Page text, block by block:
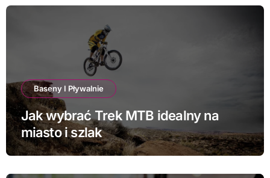
Baseny I Pływalnie
Jak wybrać Trek MTB idealny na
miasto i szlak